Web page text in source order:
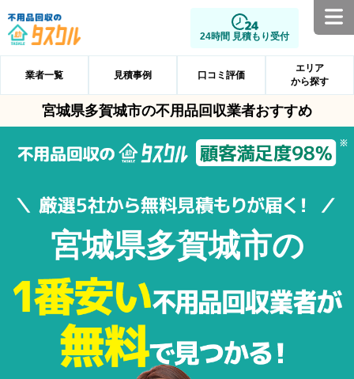
24時間 見積もり受付
業者一覧 見積事例 口コミ評価
エリア
から探す
宮城県多賀城市の不用品回収業者おすすめ
宮城県多賀城市の